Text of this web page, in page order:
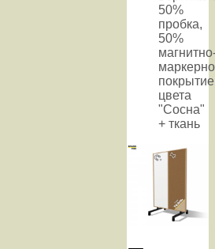
50%
пробка,
50%
цвета
"Сосна"
+ ткань